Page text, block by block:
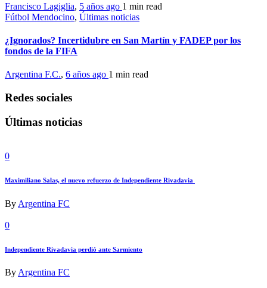
Francisco Lagiglia, 5 años ago 1 min read
Fútbol Mendocino, Últimas noticias
¿Ignorados? Incertidubre en San Martín y FADEP por los
fondos de la FIFA
Argentina F.C., 6 años ago 1 min read
Redes sociales
Últimas noticias
0
Maximiliano Salas, el nuevo refuerzo de Independiente Rivadavia
By Argentina FC
0
Independiente Rivadavia perdió ante Sarmiento
ByArgentina FC